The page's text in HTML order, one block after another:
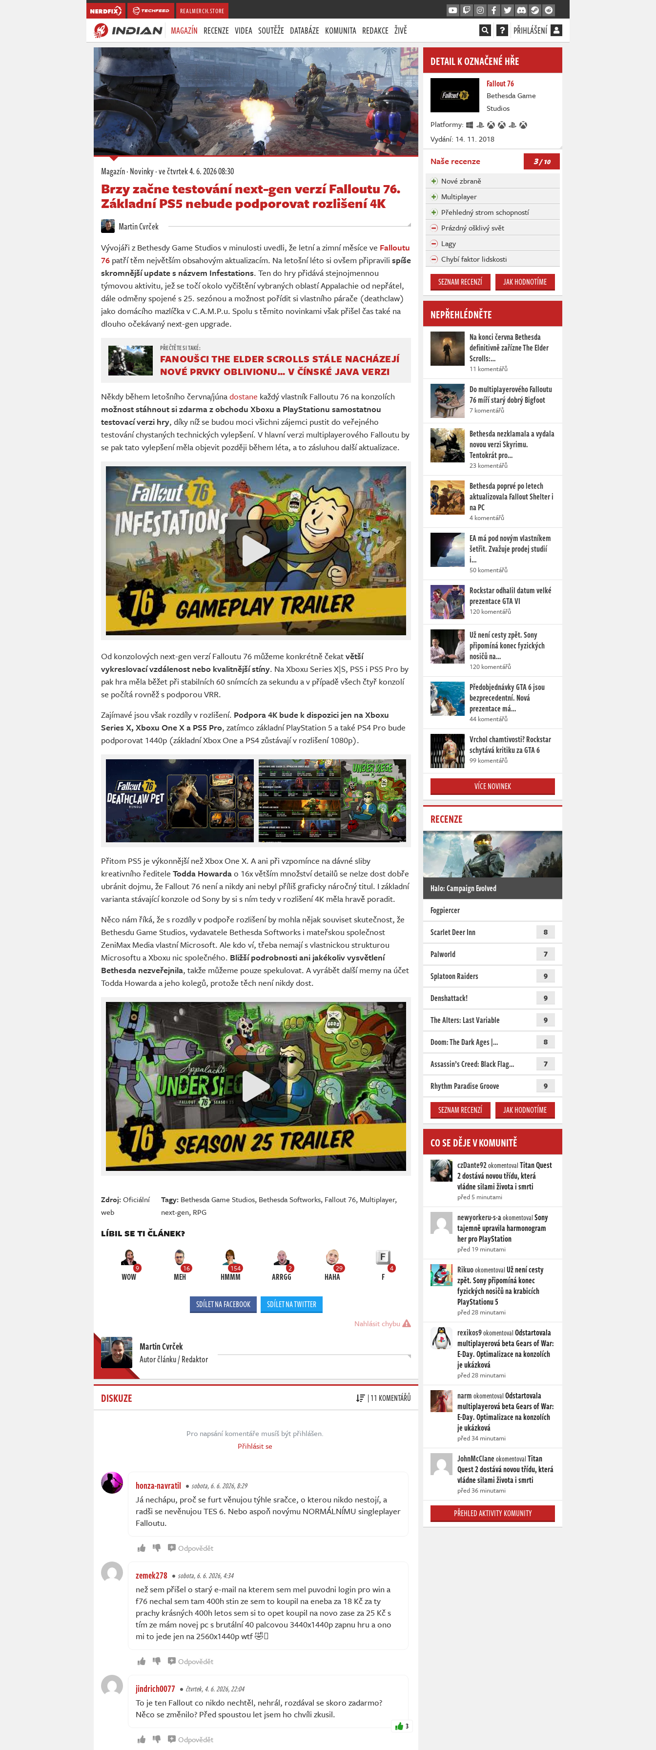
REALMERCH.STORE
MAGAZÍN RECENZE VIDEA SOUTĚŽE DATABÁZE KOMUNITA REDAKCE ŽIVĚ PŘIHLÁŠENÍ
Magazín·Novinky·ve čtvrtek4. 6. 2026 08:30
Brzy začne testování next-gen verzí Falloutu 76.
Základní PS5 nebude podporovat rozlišení 4K
Martin Cvrček
Vývojáři z Bethesdy Game Studios v minulosti uvedli, že letní a zimní měsíce ve Falloutu
76 patří těm největším obsahovým aktualizacím. Na letošní léto si ovšem připravili spíše
skromnější update s názvem Infestations. Ten do hry přidává stejnojmennou
týmovou aktivitu, jež se točí okolo vyčištění vybraných oblastí Appalachie od nepřátel,
dále odměny spojené s 25. sezónou a možnost pořídit si vlastního párače (deathclaw)
jako domácího mazlíčka v C.A.M.P.u. Spolu s těmito novinkami však přišel čas také na
dlouho očekávaný next-gen upgrade.
FANOUŠCI THE ELDER SCROLLS STÁLE NACHÁZEJÍ
NOVÉ PRVKY OBLIVIONU... V ČÍNSKÉ JAVA VERZI
Někdy během letošního června/júnadostane každý vlastník Falloutu 76 na konzolích
možnost stáhnout si zdarma z obchodu Xboxu a PlayStationu samostatnou
testovací verzi hry, díky níž se budou moci všichni zájemci pustit do veřejného
testování chystaných technických vylepšení. V hlavní verzi multiplayerového Falloutu by
se pak tato vylepšení měla objevit později během léta, a to zásluhou další aktualizace.
Od konzolových next-gen verzí Falloutu 76 můžeme konkrétně čekatvětší
vykreslovací vzdálenost nebo kvalitnější stíny. Na Xboxu Series X|S, PS5 i PS5 Pro by
pak hra měla běžet při stabilních 60 snímcích za sekundu a v případě všech čtyř konzolí
se počítá rovněž s podporou VRR.
Zajímavé jsou však rozdíly v rozlišení. Podpora 4K bude k dispozici jen na Xboxu
Series X, Xboxu One X a PS5 Pro, zatímco základní PlayStation 5 a také PS4 Pro bude
podporovat 1440p (základní Xbox One a PS4 zůstávají v rozlišení 1080p).
Přitom PS5 je výkonnější než Xbox One X. A ani při vzpomínce na dávné sliby
kreativního ředitele Todda Howardao 16x větším množství detailů se nelze dost dobře
ubránit dojmu, že Fallout 76 není a nikdy ani nebyl příliš graficky náročný titul. I základní
varianta stávající konzole od Sony by si s ním tedy v rozlišení 4K měla hravě poradit.
Něco nám říká, že s rozdíly v podpoře rozlišení by mohla nějak souviset skutečnost, že
Bethesdu Game Studios, vydavatele Bethesda Softworks i mateřskou společnost
ZeniMax Media vlastní Microsoft. Ale kdo ví, třeba nemají s vlastnickou strukturou
Microsoftu a Xboxu nic společného. Bližší podrobnosti ani jakékoliv vysvětlení
Bethesda nezveřejnila, takže můžeme pouze spekulovat. A vyrábět další memy na účet
Todda Howarda a jeho kolegů, protože těch není nikdy dost.
Zdroj:Oficiální
web
Tagy: Bethesda Game Studios, Bethesda Softworks, Fallout 76, Multiplayer,
next-gen, RPG
LÍBIL SE TI ČLÁNEK?
9
WOW
16
MEH
154
HMMM
2
ARRGG
29
HAHA
4
F
SDÍLET NA FACEBOOK SDÍLET NA TWITTER
Nahlásit chybu
Martin Cvrček
Autor článku / Redaktor
DISKUZE | 11 KOMENTÁŘŮ
Pro napsání komentáře musíš být přihlášen.
Přihlásit se
honza-navratil sobota, 6. 6. 2026, 8:29
Já nechápu, proč se furt věnujou týhle sračce, o kterou nikdo nestojí, a
radši se nevěnujou TES 6. Nebo aspoň novýmu NORMÁLNÍMU singleplayer
Falloutu.
Odpovědět
zemek278 sobota, 6. 6. 2026, 4:34
než sem přišel o starý e-mail na kterem sem mel puvodni login pro win a
f76 nechal sem tam 400h stin ze sem to koupil na eneba za 18 Kč za ty
prachy krásných 400h letos sem si to opet koupil na novo zase za 25 Kč s
tím ze mám novej pc s brutální 40 palcovou 3440x1440p zapnu hru a ono
mi to jede jen na 2560x1440p wtf 🤣🫩
Odpovědět
jindrich0077 čtvrtek, 4. 6. 2026, 22:04
To je ten Fallout co nikdo nechtěl, nehrál, rozdával se skoro zadarmo?
Něco se změnilo? Před spoustou let jsem ho chvíli zkusil.
3
Odpovědět
DETAIL K OZNAČENÉ HŘE
Fallout 76
Bethesda Game
Studios
Platformy:
Vydání: 14. 11. 2018
Naše recenze 3/ 10
Nové zbraně
Multiplayer
Přehledný strom schopností
Prázdný ošklivý svět
Lagy
Chybí faktor lidskosti
SEZNAM RECENZÍ JAK HODNOTÍME
NEPŘEHLÉDNĚTE
Na konci června Bethesda
definitivně zařízne The Elder
Scrolls:…
11 komentářů
Do multiplayerového Falloutu
76 míří starý dobrý Bigfoot
7 komentářů
Bethesda nezklamala a vydala
novou verzi Skyrimu.
Tentokrát pro…
23 komentářů
Bethesda poprvé po letech
aktualizovala Fallout Shelter i
na PC
4 komentářů
EA má pod novým vlastníkem
šetřit. Zvažuje prodej studií
i…
50 komentářů
Rockstar odhalil datum velké
prezentace GTA VI
120 komentářů
Už není cesty zpět. Sony
připomíná konec fyzických
nosičů na…
120 komentářů
Předobjednávky GTA 6 jsou
bezprecedentní. Nová
prezentace má…
44 komentářů
Vrchol chamtivosti? Rockstar
schytává kritiku za GTA 6
99 komentářů
VÍCE NOVINEK
RECENZE
Halo: Campaign Evolved
Fogpiercer
Scarlet Deer Inn
8
Palworld 7
Splatoon Raiders 9
Denshattack! 9
The Alters: Last Variable 9
Doom: The Dark Ages |… 8
Assassin’s Creed: Black Flag… 7
Rhythm Paradise Groove 9
SEZNAM RECENZÍ JAK HODNOTÍME
CO SE DĚJE V KOMUNITĚ
czDante92okomentovalTitan Quest
2 dostává novou třídu, která
vládne silami života i smrti
před 5 minutami
newyorkeru-s-aokomentovalSony
tajemně upravila harmonogram
her pro PlayStation
před 19 minutami
RikuookomentovalUž není cesty
zpět. Sony připomíná konec
fyzických nosičů na krabicích
PlayStationu 5
před 28 minutami
rexikos9okomentovalOdstartovala
multiplayerová beta Gears of War:
E-Day. Optimalizace na konzolích
je ukázková
před 28 minutami
narmokomentovalOdstartovala
multiplayerová beta Gears of War:
E-Day. Optimalizace na konzolích
je ukázková
před 34 minutami
JohnMcClaneokomentovalTitan
Quest 2 dostává novou třídu, která
vládne silami života i smrti
před 36 minutami
PŘEHLED AKTIVITY KOMUNITY